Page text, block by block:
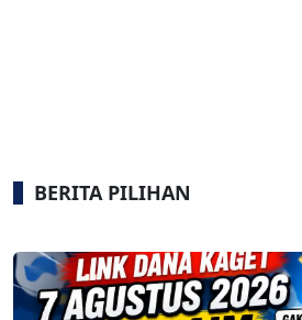
BERITA PILIHAN